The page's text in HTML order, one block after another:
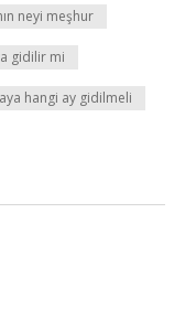
neyi meşhur
gidilir mi
hangi ay gidilmeli